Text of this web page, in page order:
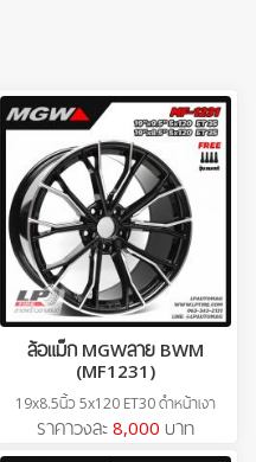
ล้อแม็ก MGWลาย BWM
(MF1231)
19x8.5นิ้ว 5x120 ET30 ดำหน้าเงา
ราคาวงละ 8,000 บาท